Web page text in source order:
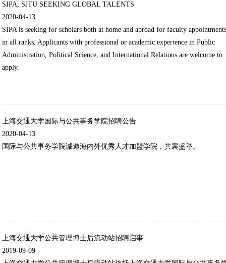
SIPA, SJTU SEEKING GLOBAL TALENTS
2020-04-13
SIPA is seeking for scholars both at home and abroad for faculty
in all ranks. Applicants with professional or academic experience in Public
Administration, Political Science, and International Relations are welcome to
apply.
上海交通大学国际与公共事务学院招聘公告
2020-04-13
国际与公共事务学院诚邀海内外优秀人才加盟学院，共襄盛举。
上海交通大学公共管理博士后流动站招聘启事
2019-09-09